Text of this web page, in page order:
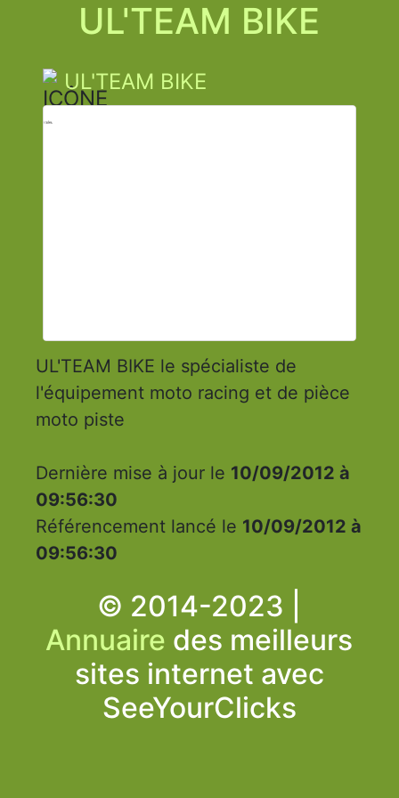
UL'TEAM BIKE
UL'TEAM BIKE
UL'TEAM BIKE le spécialiste de
l'équipement moto racing et de pièce
moto piste
Dernière mise à jour le 10/09/2012 à
09:56:30
Référencement lancé le 10/09/2012 à
09:56:30
© 2014-2023 |
Annuaire des meilleurs
sites internet avec
SeeYourClicks